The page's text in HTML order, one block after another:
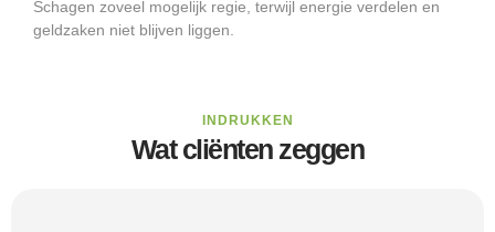
Schagen zoveel mogelijk regie, terwijl energie verdelen en
geldzaken niet blijven liggen.
INDRUKKEN
Wat cliënten zeggen